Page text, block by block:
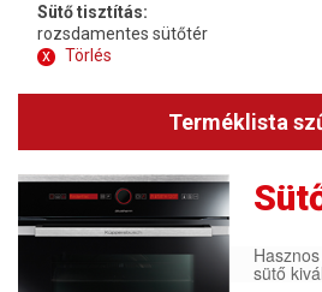
Sütő tisztítás:
rozsdamentes sütőtér
x
Törlés
Terméklista
sütő